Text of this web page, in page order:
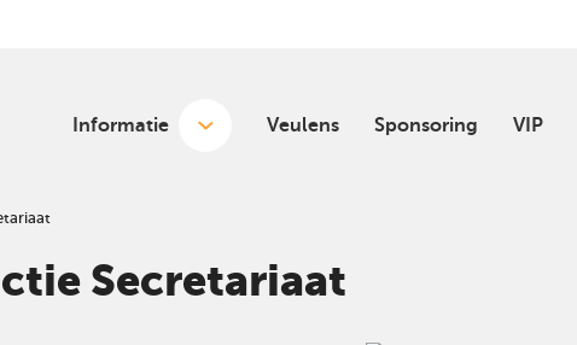
Informatie Veulens Sponsoring VIP
Secretariaat